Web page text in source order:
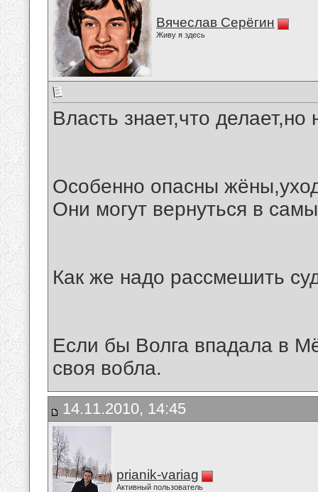
Вячеслав Серёгин
Живу я здесь
Власть знает,что делает,но
Особенно опасны
Они могут вернуться в
Как же надо рассмешить
Если бы Волга впадала в
своя вобла.
14.11.2010, 14:45
prianik-variag
Активный пользователь